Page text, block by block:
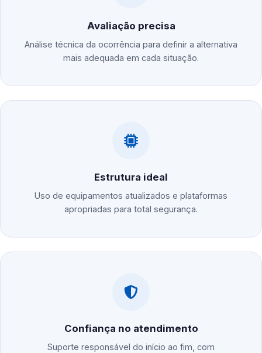
Avaliação precisa
Análise técnica da ocorrência para definir a alternativa
mais adequada em cada situação.
Estrutura ideal
Uso de equipamentos atualizados e plataformas
apropriadas para total segurança.
Confiança no atendimento
Suporte responsável do início ao fim, com